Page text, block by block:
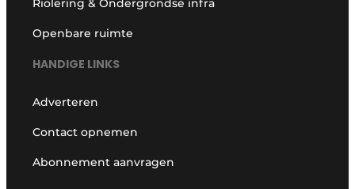
Riolering & Ondergrondse infra
Openbare ruimte
HANDIGE LINKS
Adverteren
Contact opnemen
Abonnement aanvragen